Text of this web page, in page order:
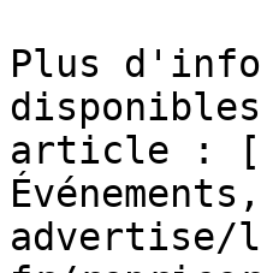
Plus
article :
advertise/